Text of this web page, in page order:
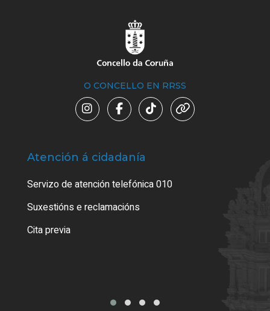
O CONCELLO EN RRSS
Atención á cidadanía
Servizo de atención telefónica 010
Suxestións e reclamacións
Cita previa